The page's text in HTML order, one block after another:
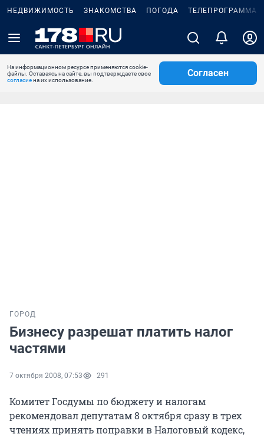
НЕДВИЖИМОСТЬ ЗНАКОМСТВА ПОГОДА ТЕЛЕПРОГРАММА
На информационном ресурсе применяются cookie-
файлы. Оставаясь на сайте, вы подтверждаете свое
согласиена их использование.
Согласен
ГОРОД
Бизнесу разрешат платить налог
частями
7 октября 2008, 07:53 291
Комитет Госдумы по бюджету и налогам
рекомендовал депутатам 8 октября сразу в трех
чтениях принять поправки в Налоговый кодекс,